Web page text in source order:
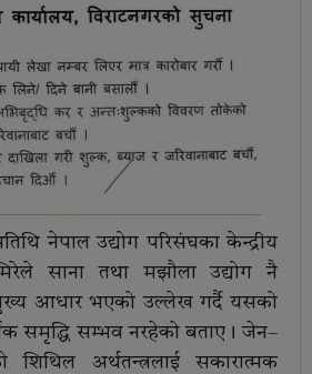
नेपाल उद्योग परिसंघका केन्द्रीय
साना तथा मझौला उद्योग नै
आधार भएको उल्लेख गर्दै यसको
समृद्धि सम्भव नरहेको बताए। जेन–
शिथिल अर्थतन्त्रलाई सकारात्मक